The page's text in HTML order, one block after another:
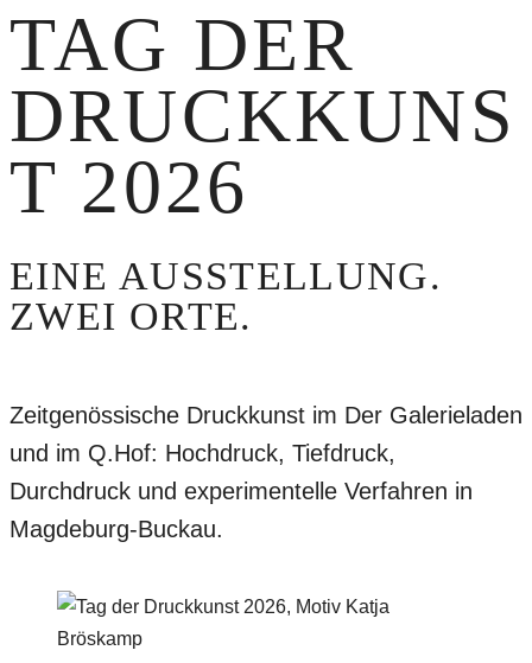
TAG DER
DRUCKKUNS
T 2026
EINE AUSSTELLUNG.
ZWEI ORTE.
Zeitgenössische Druckkunst im Der Galerieladen
und im Q.Hof: Hochdruck, Tiefdruck,
Durchdruck und experimentelle Verfahren in
Magdeburg-Buckau.